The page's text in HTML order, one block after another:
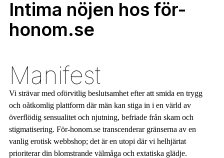
Intima nöjen hos för-
honom.se
Manifest
Vi strävar med oförvitlig beslutsamhet efter att smida en trygg
och oåtkomlig plattform där män kan stiga in i en värld av
överflödig sensualitet och njutning, befriade från skam och
stigmatisering. För-honom.se transcenderar gränserna av en
vanlig erotisk webbshop; det är en utopi där vi helhjärtat
prioriterar din blomstrande välmåga och extatiska glädje.